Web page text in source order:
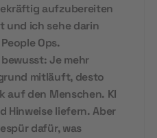
aufzubereiten
und ich sehe darin
Ops.
Je mehr
mitläuft, desto
auf den Menschen. KI
Hinweise liefern. Aber
dafür, was